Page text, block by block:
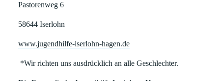
Pastorenweg 6
58644 Iserlohn
www.jugendhilfe-iserlohn-hagen.de
*Wir richten uns ausdrücklich an alle Geschlechter.